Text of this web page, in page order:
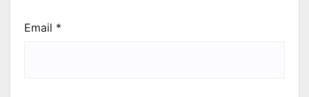
Email *